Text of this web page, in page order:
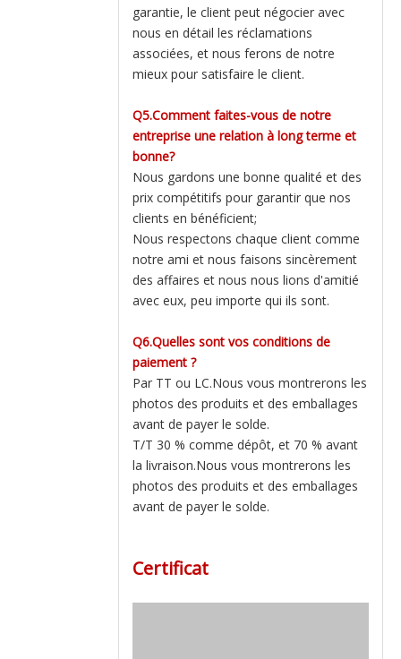
garantie, le client peut négocier avec
nous en détail les réclamations
associées, et nous ferons de notre
mieux pour satisfaire le client.
Q5.Comment faites-vous de notre
entreprise une relation à long terme et
bonne?
Nous gardons une bonne qualité et des
prix compétitifs pour garantir que nos
clients en bénéficient;
Nous respectons chaque client comme
notre ami et nous faisons sincèrement
des affaires et nous nous lions d'amitié
avec eux, peu importe qui ils sont.
Q6.Quelles sont vos conditions de
paiement ?
Par TT ou LC.Nous vous montrerons les
photos des produits et des emballages
avant de payer le solde.
T/T 30 % comme dépôt, et 70 % avant
la livraison.Nous vous montrerons les
photos des produits et des emballages
avant de payer le solde.
Certificat